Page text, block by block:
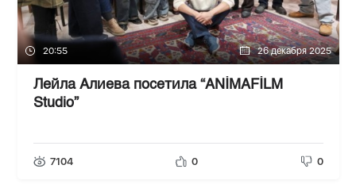
20:55 26 декабря 2025
Лейла Алиева посетила “ANİMAFİLM
Studio”
7104 0 0